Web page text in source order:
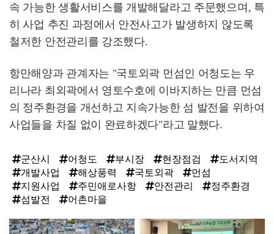
속 가능한 생활서비스를 개발해달라고 주문했으며, 특
히 사업 추진 과정에서 안전사고가 발생하지 않도록
철저한 안전관리를 강조했다.
항만해양과 관계자는 "국토외곽 먼섬인 어청도는 우
리나라 최외곽에서 영토수호에 이바지하는 만큼 먼섬
의 정주환경을 개선하고 지속가능한 섬 발전을 위하여
사업들을 차질 없이 완료하겠다"라고 말했다.
군산시 어청도 부시장 현장점검
도서지역
개발사업
해상풍력 국토외곽
먼섬
지원사업
주민애로사항 안전관리
정주환경
섬발전
어촌마을
탑